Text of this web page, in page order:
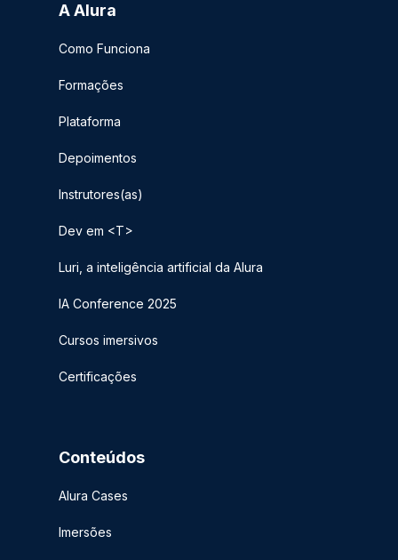
A Alura
Como Funciona
Formações
Plataforma
Depoimentos
Instrutores(as)
Dev em <T>
Luri, a inteligência artificial da Alura
IA Conference 2025
Cursos imersivos
Certificações
Conteúdos
Alura Cases
Imersões